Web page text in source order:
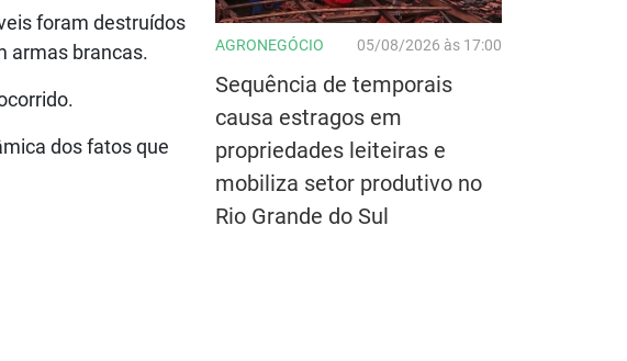
foram destruídos
armas brancas.
dos fatos que
AGRONEGÓCIO 05/08/2026 às 17:00
Sequência de temporais
causa estragos em
propriedades leiteiras e
mobiliza setor produtivo no
Rio Grande do Sul